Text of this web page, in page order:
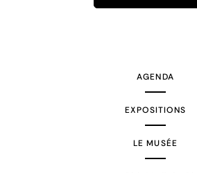
AGENDA
EXPOSITIONS
LE MUSÉE